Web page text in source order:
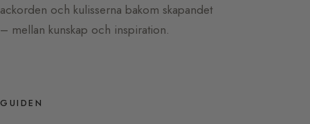
ackorden och kulisserna bakom skapandet
– mellan kunskap och inspiration.
GUIDEN